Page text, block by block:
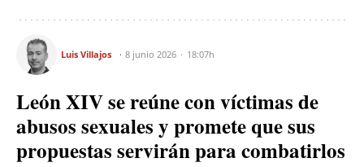
Luis Villajos 8 junio 2026 18:07h
León XIV se reúne con víctimas de
abusos sexuales y promete que sus
propuestas servirán para combatirlos